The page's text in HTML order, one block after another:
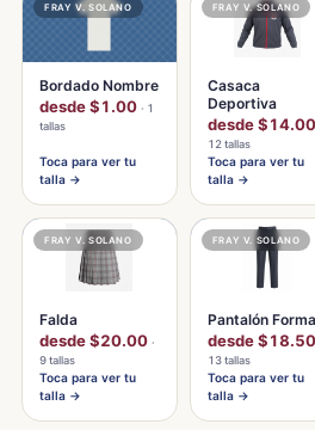
FRAY V. SOLANO
Bordado Nombre
desde $1.00 · 1
tallas
Toca para ver tu
talla →
FRAY V. SOLANO
Casaca
Deportiva
desde $14.00
12 tallas
Toca para ver tu
talla →
FRAY V. SOLANO
Falda
desde $20.00 ·
9 tallas
Toca para ver tu
talla →
FRAY V. SOLANO
Pantalón
desde $18.50
13 tallas
Toca para ver tu
talla →